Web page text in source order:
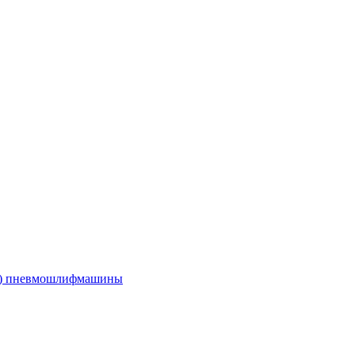
пневмошлифмашины